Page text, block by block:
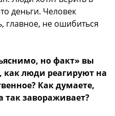
деньги. Человек
главное, не ошибиться
но факт» вы
люди реагируют на
Как думаете,
так завораживает?